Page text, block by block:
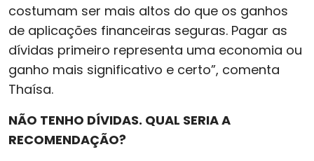
costumam ser mais altos do que os ganhos
de aplicações financeiras seguras. Pagar as
dívidas primeiro representa uma economia ou
ganho mais significativo e certo”, comenta
Thaísa.
NÃO TENHO DÍVIDAS. QUAL SERIA A
RECOMENDAÇÃO?